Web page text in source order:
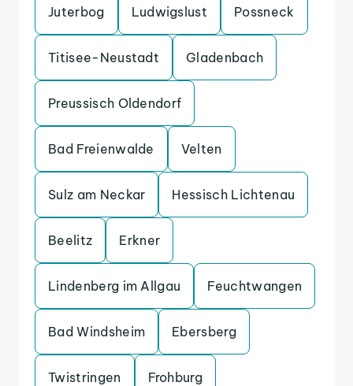
Juterbog Ludwigslust Possneck
Titisee-Neustadt Gladenbach
Preussisch Oldendorf
Bad Freienwalde Velten
Sulz am Neckar Hessisch Lichtenau
Beelitz Erkner
Lindenberg im Allgau Feuchtwangen
Bad Windsheim Ebersberg
Twistringen Frohburg